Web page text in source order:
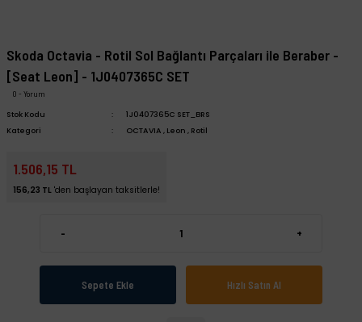
Skoda Octavia - Rotil Sol Bağlantı Parçaları ile Beraber -
[Seat Leon] - 1J0407365C SET
0 - Yorum
Stok Kodu
1J0407365C SET_BRS
Kategori
OCTAVIA , Leon , Rotil
1.506,15 TL
156,23 TL 'den başlayan taksitlerle!
- +
Sepete Ekle Hızlı Satın Al